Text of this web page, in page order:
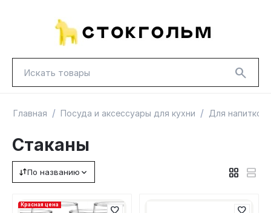
НОВИНКИ
Главная / Посуда и аксессуары для кухни / Для напитков
Стаканы
По названию
Красная цена